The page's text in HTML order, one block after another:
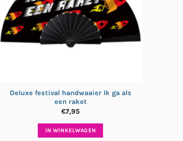
Deluxe festival handwaaier Ik ga als
een raket
€7,95
IN WINKELWAGEN